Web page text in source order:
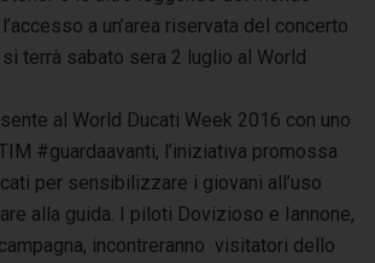
a un’area riservata del concerto
terrà sabato sera 2 luglio al World
al World Ducati Week 2016 con uno
#guardaavanti, l’iniziativa promossa
per sensibilizzare i giovani all’uso
alla guida. I piloti Dovizioso e Iannone,
incontreranno visitatori dello